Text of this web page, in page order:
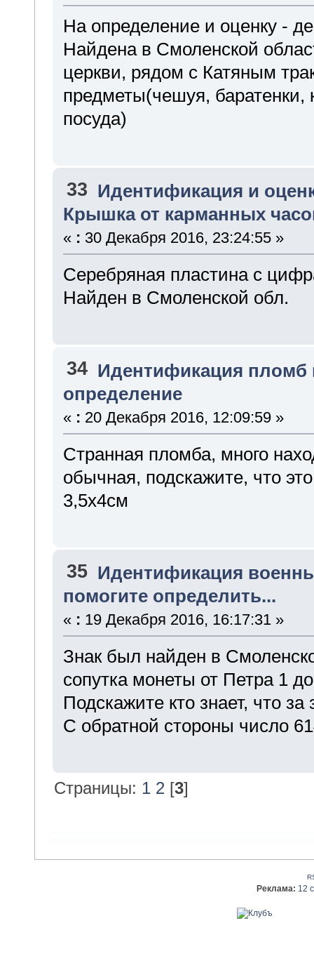
На определение и оценку -
Найдена в Смоленской
церкви, рядом с Катяным
предметы(чешуя, баратенки,
посуда)
33 Идентификация и
Крышка от карманных
« : 30 Декабря 2016, 23:24:55 »
Серебряная пластина с
Найден в Смоленской обл.
34 Идентификация пломб
определение
« : 20 Декабря 2016, 12:09:59 »
Странная пломба, много
обычная, подскажите, что
3,5х4см
35 Идентификация
помогите определить...
« : 19 Декабря 2016, 16:17:31 »
Знак был найден в
сопутка монеты от Петра 1
Подскажите кто знает, что
С обратной стороны число
Страницы: 1 2 [3]
Реклама: 12